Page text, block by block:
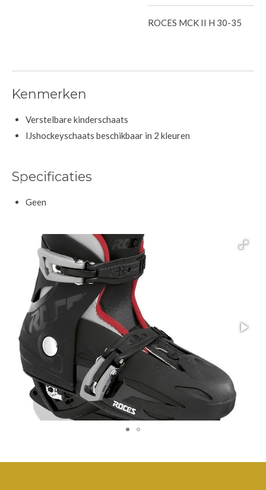
ROCES MCK II H 30-35
Kenmerken
Verstelbare kinderschaats
IJshockeyschaats beschikbaar in 2 kleuren
Specificaties
Geen